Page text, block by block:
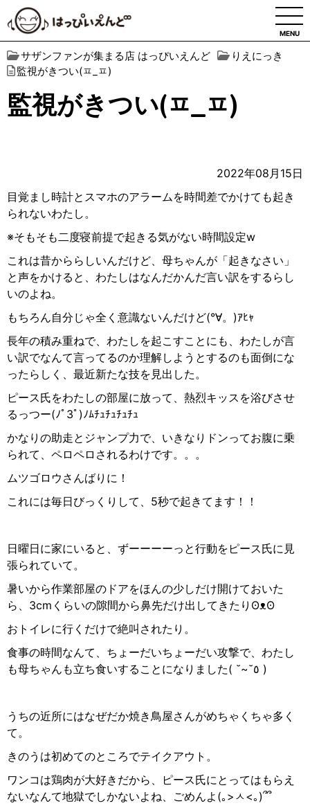
MENU
サザンファンが集まる店 はっぴいえんど
りえにっき
監視がきつい(ㅍ_ㅍ)
監視がきつい(ㅍ_ㅍ)
2022年08月15日
目覚まし時計とスマホのアラームを時間差でかけても起き
られないわたし。
※そもそも二度寝前提で起きる気がない時間設定w
これは昔かららしいんだけど、母ちゃんが「起きなさい」
と声をかけると、わたしはなんだかんだ言い訳をするらし
いのよね。
もちろん自分じゃ全く意識ないんだけど(°∀。 )ｱﾋｬ
長年の積み重ねで、わたしを起こすことにも、わたしが言
い訳でなんて言ってるのか理解しようとするのも面倒にな
ったらしく、最近新たな技を見出した。
ピース氏をわたしの部屋に放って、熱烈キッスを浴びさせ
るっつー(ﾉﾟ3ﾟ )ﾉﾑﾁｭﾁｭﾁｭﾁｭ
かなりの助走とジャンプ力で、いきなりドンってお腹に乗
られて、ペロペロされるわけです。。。
ムツゴロウさんばりに！
これには毎日びっくりして、 5秒で起きてます！！
日曜日に家にいると、ずーーーーっと行動をピース氏に見
張られていて。
暑いから作業部屋のドアをほんの少しだけ開けておいた
ら、 3cm くらいの隙間から鼻先だけ出してきたり ʘᴥʘ
おトイレに行くだけで絶叫されたり。
食事の時間なんて、ちょーだいちょーだい攻撃で、わたし
も母ちゃんも立ち食いすることになりました( ˘~˘٥ )
うちの近所にはなぜだか焼き鳥屋さんがめちゃくちゃ多く
て。
きのうは初めてのところでテイクアウト。
ワンコは鶏肉が大好きだから、ピース氏にとってはもらえ
ないなんて地獄でしかないよね、ごめんよ (｡ > ㅅ<｡ )՞՞